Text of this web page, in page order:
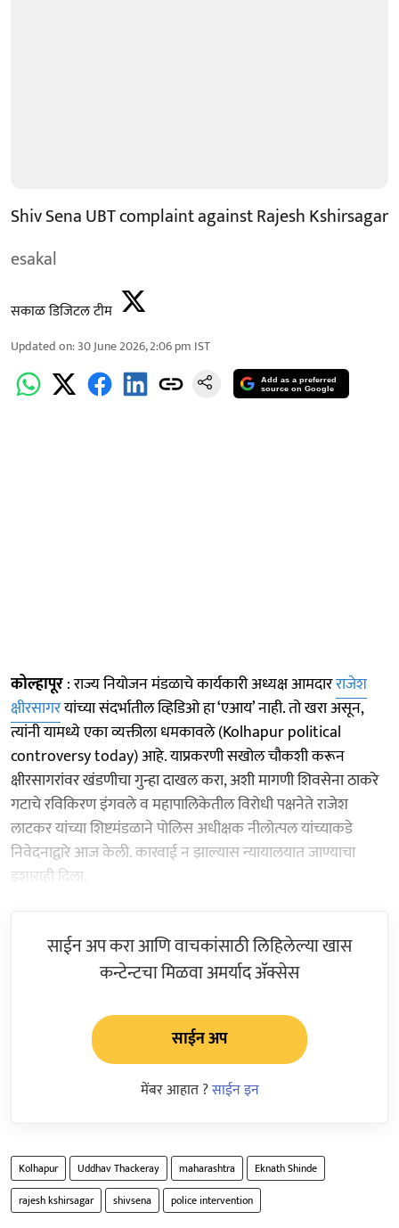
Shiv Sena UBT complaint against Rajesh Kshirsagar
esakal
सकाळ डिजिटल टीम
Updated on:30 June 2026, 2:06 pm IST
Add as a preferred
source on Google
कोल्हापूर: राज्य नियोजन मंडळाचे कार्यकारी अध्यक्ष आमदारराजेश
क्षीरसागरयांच्या संदर्भातील व्हिडिओ हा ‘एआय’ नाही. तो खरा असून,
त्यांनी यामध्ये एका व्यक्तीला धमकावले (Kolhapur political
controversy today) आहे. याप्रकरणी सखोल चौकशी करून
क्षीरसागरांवर खंडणीचा गुन्हा दाखल करा, अशी मागणी शिवसेना ठाकरे
गटाचे रविकिरण इंगवले व महापालिकेतील विरोधी पक्षनेते राजेश
लाटकर यांच्या शिष्टमंडळाने पोलिस अधीक्षक नीलोत्पल यांच्याकडे
निवेदनाद्वारे आज केली. कारवाई न झाल्यास न्यायालयात जाण्याचा
इशाराही दिला.
साईन अप करा आणि वाचकांसाठी लिहिलेल्या खास
कन्टेन्टचा मिळवा अमर्याद ॲक्सेस
साईन अप
मेंबर आहात ?साईन इन
Kolhapur Uddhav Thackeray maharashtra
Eknath Shinde
rajesh kshirsagar
shivsena police intervention